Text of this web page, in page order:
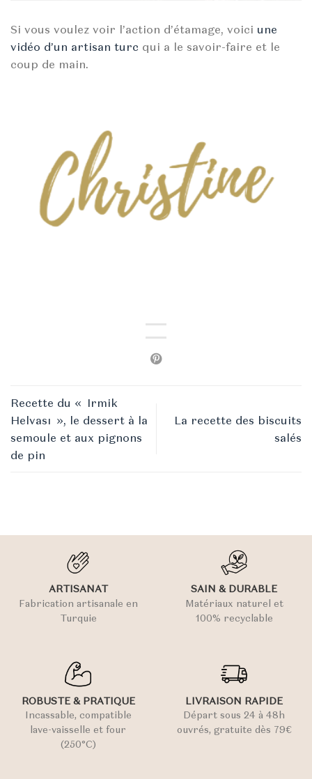
Si vous voulez voir l’action d’étamage, voici une
vidéo d’un artisan turc qui a le savoir-faire et le
coup de main.
Recette du « Irmik
Helvası », le dessert à la
semoule et aux pignons
de pin
La recette des biscuits
salés
ARTISANAT
Fabrication artisanale en
Turquie
SAIN & DURABLE
Matériaux naturel et
100% recyclable
ROBUSTE & PRATIQUE
Incassable, compatible
lave-vaisselle et four
(250°C)
LIVRAISON RAPIDE
Départ sous 24 à 48h
ouvrés, gratuite dès 79€